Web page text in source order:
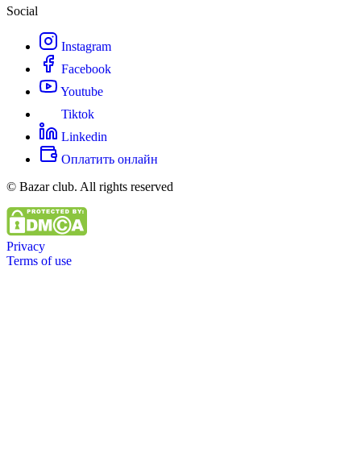
Social
Instagram
Facebook
Youtube
Tiktok
Linkedin
Оплатить онлайн
© Bazar club. All rights reserved
Privacy
Terms of use